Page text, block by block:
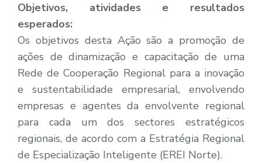
Objetivos, atividades e resultados
esperados:
Os objetivos desta Ação são a promoção de
ações de dinamização e capacitação de uma
Rede de Cooperação Regional para a inovação
e sustentabilidade empresarial, envolvendo
empresas e agentes da envolvente regional
para cada um dos sectores estratégicos
regionais, de acordo com a Estratégia Regional
de Especialização Inteligente (EREI Norte).